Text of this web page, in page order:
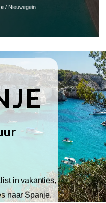
/ Nieuwegein
in vakanties,
naar Spanje.